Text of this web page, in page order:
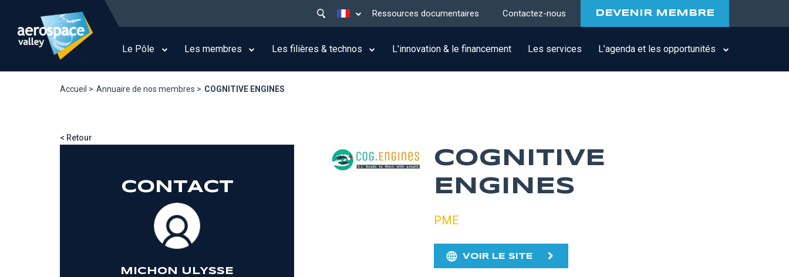
contenu
principal
Lister les actions supplémentaires
menu
top
Ressources documentaires Contactez-nous DEVENIR MEMBRE
navigation
Le Pôle Les membres Les filières & technos L'innovation & le financement Les services L’agenda et les opportunités
Accueil > Annuaire de nos membres > COGNITIVE ENGINES
< Retour
CONTACT
MICHON ULYSSE
COGNITIVE
ENGINES
PME
VOIR LE SITE